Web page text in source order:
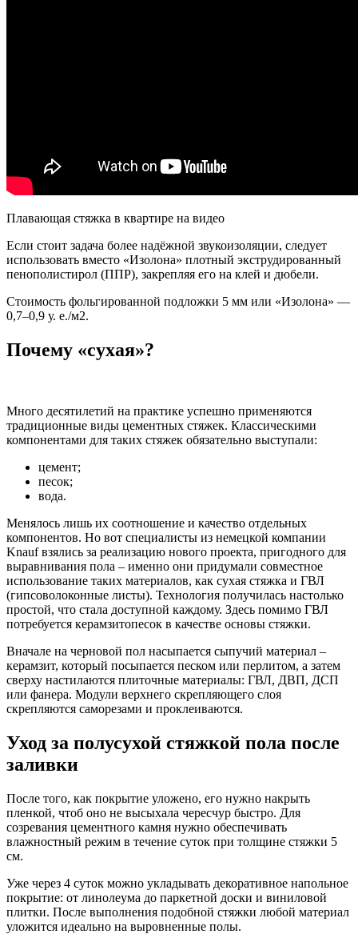
Плавающая стяжка в квартире на видео
Если стоит задача более надёжной звукоизоляции, следует
использовать вместо «Изолона» плотный экструдированный
пенополистирол (ППР), закрепляя его на клей и дюбели.
Стоимость фольгированной подложки 5 мм или «Изолона» —
0,7–0,9 у. е./м2.
Почему «сухая»?
Много десятилетий на практике успешно применяются
традиционные виды цементных стяжек. Классическими
компонентами для таких стяжек обязательно выступали:
цемент;
песок;
вода.
Менялось лишь их соотношение и качество отдельных
компонентов. Но вот специалисты из немецкой компании
Knauf взялись за реализацию нового проекта, пригодного для
выравнивания пола – именно они придумали совместное
использование таких материалов, как сухая стяжка и ГВЛ
(гипсоволоконные листы). Технология получилась настолько
простой, что стала доступной каждому. Здесь помимо ГВЛ
потребуется керамзитопесок в качестве основы стяжки.
Вначале на черновой пол насыпается сыпучий материал –
керамзит, который посыпается песком или перлитом, а затем
сверху настилаются плиточные материалы: ГВЛ, ДВП, ДСП
или фанера. Модули верхнего скрепляющего слоя
скрепляются саморезами и проклеиваются.
Уход за полусухой стяжкой пола после
заливки
После того, как покрытие уложено, его нужно накрыть
пленкой, чтоб оно не высыхала чересчур быстро. Для
созревания цементного камня нужно обеспечивать
влажностный режим в течение суток при толщине стяжки 5
см.
Уже через 4 суток можно укладывать декоративное напольное
покрытие: от линолеума до паркетной доски и виниловой
плитки. После выполнения подобной стяжки любой материал
уложится идеально на выровненные полы.